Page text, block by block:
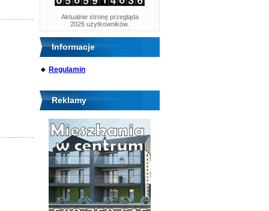
Aktualnie stronę przegląda
2026 użytkowników.
Informacje
🔹 Regulamin
Reklamy